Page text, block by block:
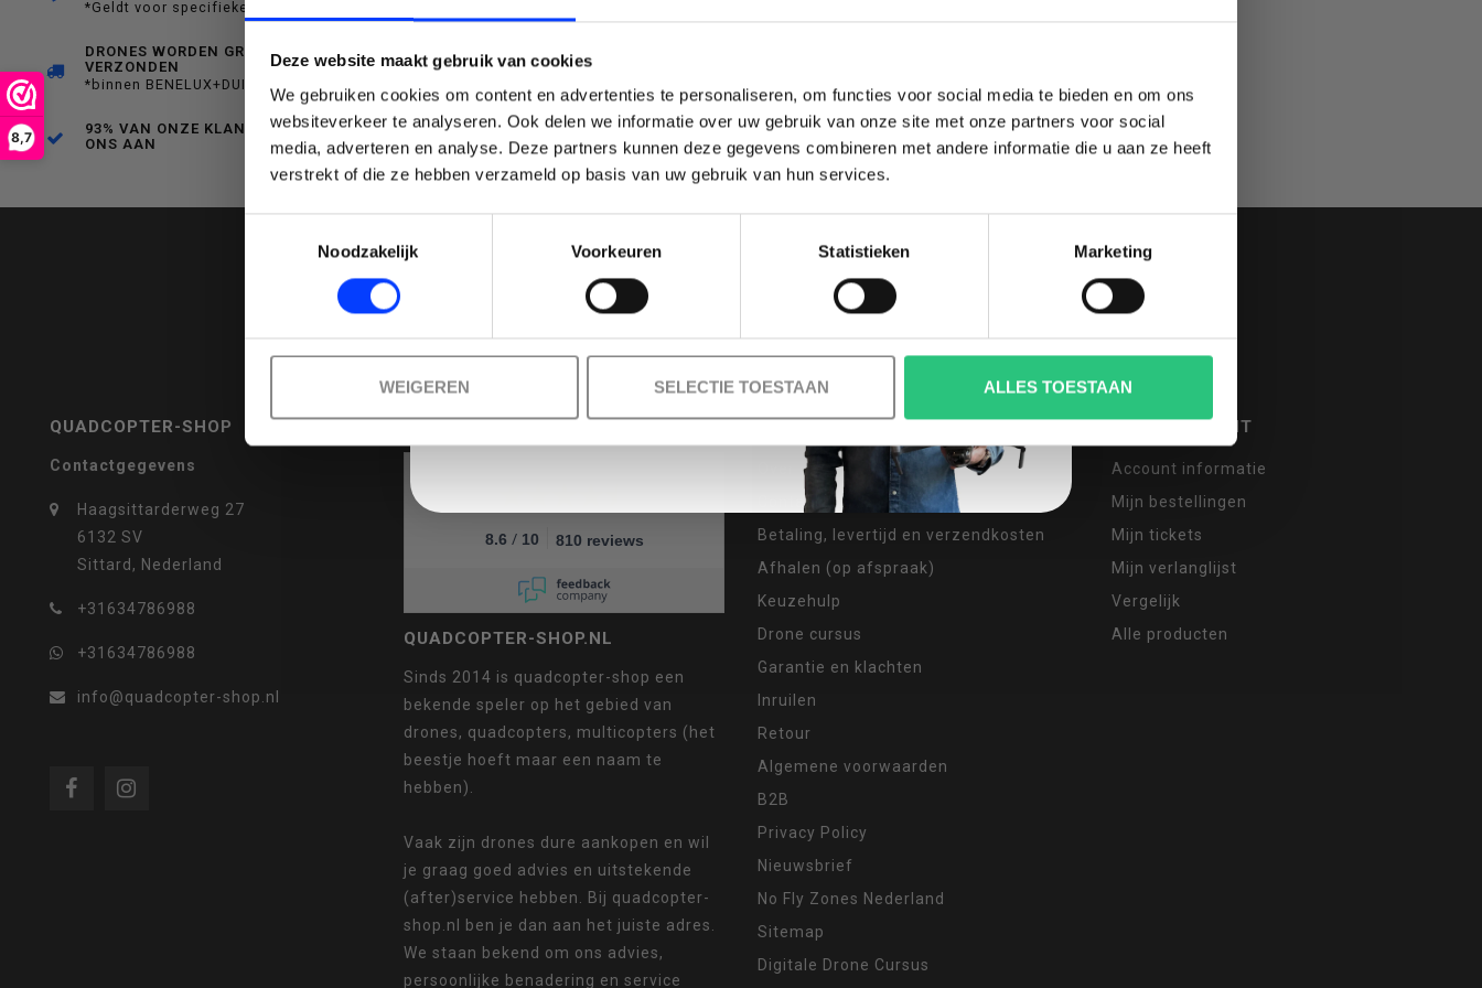
Deze website maakt gebruik van cookies
We gebruiken cookies om content en advertenties te personaliseren, om functies voor social media te bieden en om ons
websiteverkeer te analyseren. Ook delen we informatie over uw gebruik van onze site met onze partners voor social
media, adverteren en analyse. Deze partners kunnen deze gegevens combineren met andere informatie die u aan ze heeft
verstrekt of die ze hebben verzameld op basis van uw gebruik van hun services.
Noodzakelijk
Voorkeuren Statistieken Marketing
WEIGEREN SELECTIE TOESTAAN ALLES TOESTAAN
8,7
een
beschikbaar
*Geldt voor specifieke producten
DRONES WORDEN GRATIS
VERZONDEN
*binnen BENELUX+DUITSLAND
93% VAN ONZE KLANTEN BEVEELT
ONS AAN
MELD JE AAN VOOR ONZE NIEUWSBRIEF
QUADCOPTER-SHOP
Contactgegevens
Haagsittarderweg 27
6132 SV
Sittard, Nederland
+31634786988
+31634786988
info@quadcopter-shop.nl
REVIEWS
8.6 / 10 810 reviews
QUADCOPTER-SHOP.NL
Sinds 2014 is quadcopter-shop een
bekende speler op het gebied van
drones, quadcopters, multicopters (het
beestje hoeft maar een naam te
hebben).
Vaak zijn drones dure aankopen en wil
je graag goed advies en uitstekende
(after)service hebben. Bij quadcopter-
shop.nl ben je dan aan het juiste adres.
We staan bekend om ons advies,
persoonlijke benadering en service
INFORMATIE
Over ons
Contact
Betaling, levertijd en verzendkosten
Afhalen (op afspraak)
Keuzehulp
Drone cursus
Garantie en klachten
Inruilen
Retour
Algemene voorwaarden
B2B
Privacy Policy
Nieuwsbrief
No Fly Zones Nederland
Sitemap
Digitale Drone Cursus
MIJN ACCOUNT
Account informatie
Mijn bestellingen
Mijn tickets
Mijn verlanglijst
Vergelijk
Alle producten
BESTELLING!
Ontvang je welkomstkorting tot 15 euro.
Minimale besteding 100 euro .
Email